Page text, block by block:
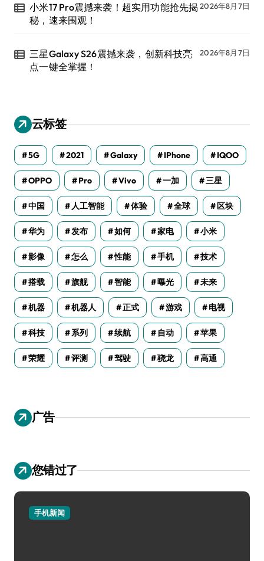
小米17 Pro震撼来袭！超实用功能抢先揭
秘，速来围观！
2026年8月7日
三星Galaxy S26震撼来袭，创新科技亮
点一键全掌握！
2026年8月7日
云标签
5G 2021 Galaxy IPhone IQOO
OPPO Pro Vivo 一加 三星
中国 人工智能 体验 全球 区块
华为 发布 如何 家电 小米
影像 怎么 性能 手机 技术
搭载 旗舰 智能 曝光 未来
机器 机器人 正式 游戏 电视
科技 系列 续航 自动 苹果
荣耀 评测 驾驶 骁龙 高通
广告
您错过了
手机新闻